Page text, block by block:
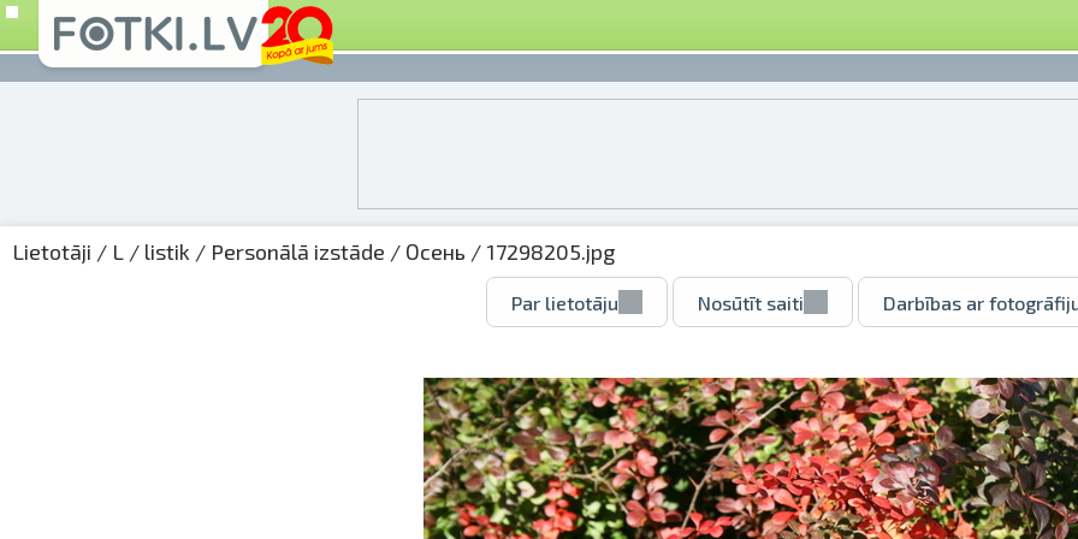
Lietotāji / L / listik / Personālā izstāde / Осень / 17298205.jpg
Par lietotāju Nosūtīt saiti Darbības ar